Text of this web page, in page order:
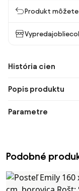
Produkt
História cien
Popis produktu
Parametre
Podobné